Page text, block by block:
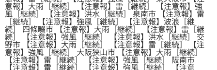
意報】大雨［継続］ 【注意報】雷［継続］ 【注意報】強
風［継続］ 【注意報】洪水［継続］ 泉南市 【注意報】雷
［継続］ 【注意報】強風［継続］ 【注意報】波浪［継
続］ 四條畷市 【注意報】大雨［継続］ 【注意報】雷［継
続］ 【注意報】強風［継続］ 【注意報】洪水［継続］ 交
野市 【注意報】大雨［継続］ 【注意報】雷［継続］ 【注
意報】強風［継続］ 大阪狭山市 【注意報】大雨［継続］
【注意報】雷［継続］ 【注意報】強風［継続］ 阪南市
【注意報】雷［継続］ 【注意報】強風［継続］ 【注意